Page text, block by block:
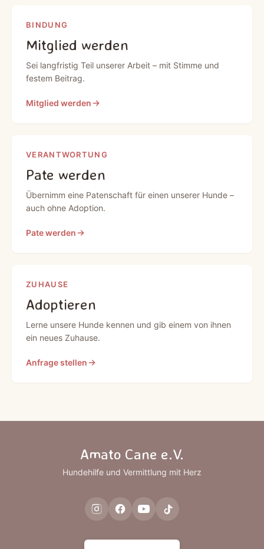
BINDUNG
Mitglied werden
Sei langfristig Teil unserer Arbeit – mit Stimme und
festem Beitrag.
Mitglied werden
VERANTWORTUNG
Pate werden
Übernimm eine Patenschaft für einen unserer Hunde –
auch ohne Adoption.
Pate werden
ZUHAUSE
Adoptieren
Lerne unsere Hunde kennen und gib einem von ihnen
ein neues Zuhause.
Anfrage stellen
Amato Cane e.V.
Hundehilfe und Vermittlung mit Herz